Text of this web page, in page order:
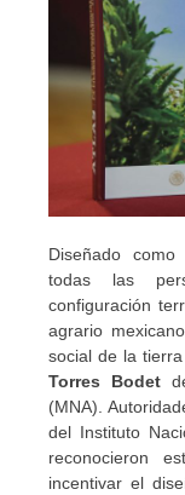
Diseñado
todas las
configuración
agrario
social de la
Torres Bodet
(MNA).
del Instituto
reconocieron
incentivar el